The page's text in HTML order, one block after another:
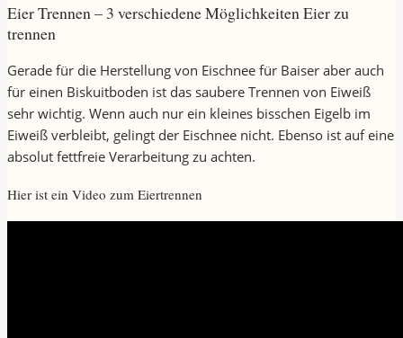
Eier Trennen – 3 verschiedene Möglichkeiten Eier zu
trennen
Gerade für die Herstellung von Eischnee für Baiser aber auch
für einen Biskuitboden ist das saubere Trennen von Eiweiß
sehr wichtig. Wenn auch nur ein kleines bisschen Eigelb im
Eiweiß verbleibt, gelingt der Eischnee nicht. Ebenso ist auf eine
absolut fettfreie Verarbeitung zu achten.
Hier ist ein Video zum Eiertrennen